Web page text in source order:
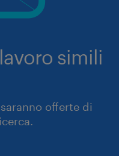
simili
offerte di